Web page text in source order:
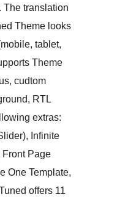
The translation
Theme looks
tablet,
Theme
cudtom
RTL
extras:
Infinite
Front Page
One Template,
offers 11